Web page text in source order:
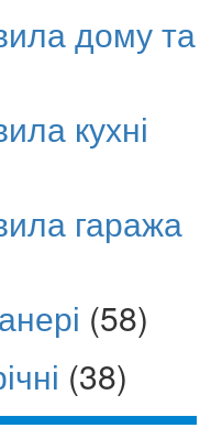
дому та
кухні
гаража
(58)
(38)